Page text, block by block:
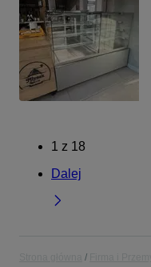
1 z 18
Dalej